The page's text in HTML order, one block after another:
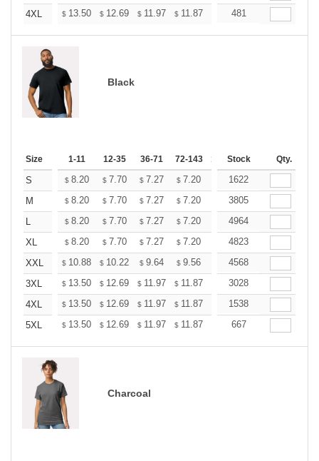
4XL
$ 13.50 $ 12.69 $ 11.97 $ 11.87 11.66
481
Black
Size 1-11 12-35 36-71 72-143 144-287 288 + More
Stock Qty.
S $ 8.20 $ 7.70 $ 7.27 $ 7.20 7.08
1622
M
$ 8.20 $ 7.70 $ 7.27 $ 7.20 7.08
3805
L
$ 8.20 $ 7.70 $ 7.27 $ 7.20 7.08
4964
XL
$ 8.20 $ 7.70 $ 7.27 $ 7.20 7.08
4823
XXL
$ 10.88 $ 10.22 $ 9.64 $ 9.56 9.39
4568
3XL
$ 13.50 $ 12.69 $ 11.97 $ 11.87 11.66
3028
4XL
$ 13.50 $ 12.69 $ 11.97 $ 11.87 11.66
1538
5XL
$ 13.50 $ 12.69 $ 11.97 $ 11.87 11.66
667
Charcoal